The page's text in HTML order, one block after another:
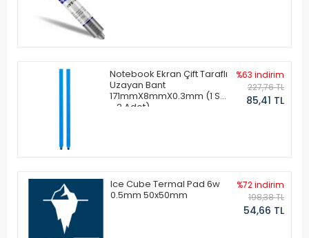
Notebook Ekran Çift Taraflı
Uzayan Bant
171mmX8mmX0.3mm (1 Set
- 2 Adet)
%63 indirim
227,76 TL
85,41 TL
Ice Cube Termal Pad 6w
0.5mm 50x50mm
%72 indirim
198,38 TL
54,66 TL